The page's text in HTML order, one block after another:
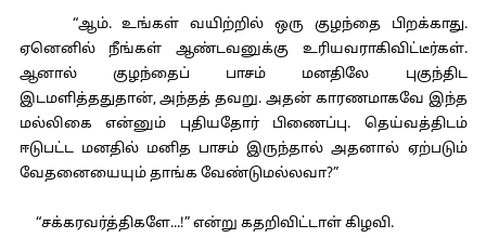
“ஆம். உங்கள் வயிற்றில் ஒரு குழந்தை பிறக்காது.
ஏனெனில் நீங்கள் ஆண்டவனுக்கு உரியவராகிவிட்டீர்கள்.
ஆனால் குழந்தைப் பாசம் மனதிலே புகுந்திட
இடமளித்ததுதான், அந்தத் தவறு. அதன் காரணமாகவே இந்த
மல்லிகை என்னும் புதியதோர் பிணைப்பு. தெய்வத்திடம்
ஈடுபட்ட மனதில் மனித பாசம் இருந்தால் அதனால் ஏற்படும்
வேதனையையும் தாங்க வேண்டுமல்லவா?”
“சக்கரவர்த்திகளே...!” என்று கதறிவிட்டாள் கிழவி.